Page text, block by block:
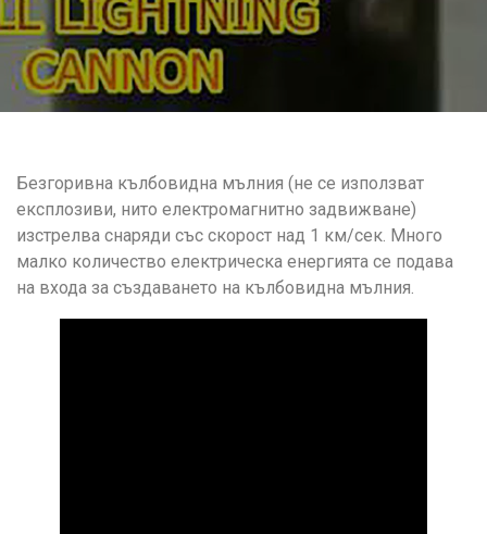
Безгоривна кълбовидна мълния (не се използват
експлозиви, нито електромагнитно задвижване)
изстрелва снаряди със скорост над 1 км/сек. Много
малко количество електрическа енергията се подава
на входа за създаването на кълбовидна мълния.